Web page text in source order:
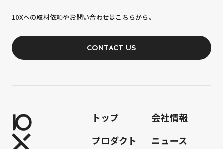
あなたの力が、必要です。
JOIN OUR TEAM
10Xへの取材依頼やお問い合わせはこちらから。
CONTACT US
トップ
会社情報
プロダクト
ニュース